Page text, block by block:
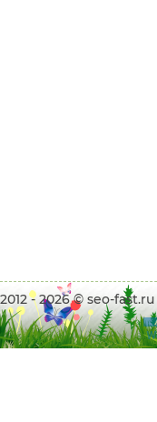
2012 - 2026 © seo-fast.ru